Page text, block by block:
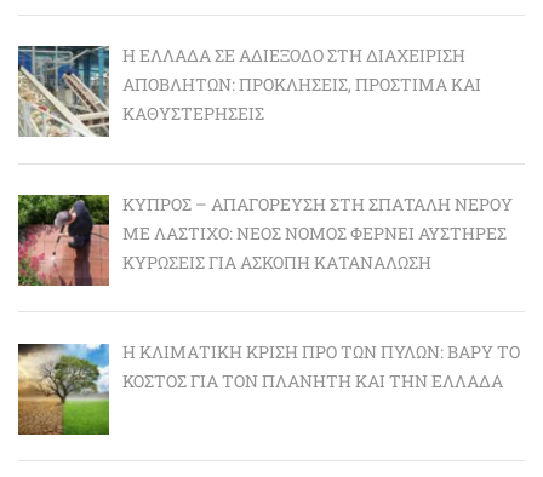
Η ΕΛΛΆΔΑ ΣΕ ΑΔΙΈΞΟΔΟ ΣΤΗ ΔΙΑΧΕΊΡΙΣΗ
ΑΠΟΒΛΉΤΩΝ: ΠΡΟΚΛΉΣΕΙΣ, ΠΡΌΣΤΙΜΑ ΚΑΙ
ΚΑΘΥΣΤΕΡΉΣΕΙΣ
ΚΎΠΡΟΣ – ΑΠΑΓΌΡΕΥΣΗ ΣΤΗ ΣΠΑΤΆΛΗ ΝΕΡΟΎ
ΜΕ ΛΆΣΤΙΧΟ: ΝΈΟΣ ΝΌΜΟΣ ΦΈΡΝΕΙ ΑΥΣΤΗΡΈΣ
ΚΥΡΏΣΕΙΣ ΓΙΑ ΆΣΚΟΠΗ ΚΑΤΑΝΆΛΩΣΗ
Η ΚΛΙΜΑΤΙΚΉ ΚΡΊΣΗ ΠΡΟ ΤΩΝ ΠΥΛΏΝ: BΑΡΎ ΤΟ
ΚΌΣΤΟΣ ΓΙΑ ΤΟΝ ΠΛΑΝΉΤΗ ΚΑΙ ΤΗΝ ΕΛΛΆΔΑ